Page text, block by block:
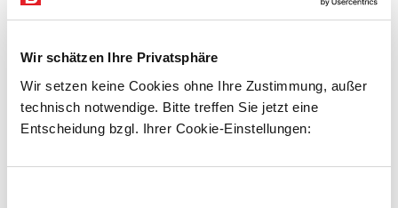
Wir schätzen Ihre Privatsphäre
Wir setzen keine Cookies ohne Ihre Zustimmung, außer
technisch notwendige. Bitte treffen Sie jetzt eine
Entscheidung bzgl. Ihrer Cookie-Einstellungen:
Streugutbehälter für Streusalz
exkl. 125,40 € MwSt.
785,40 € inkl. MwSt.
Produkt Anzahl: Gib den gewünschten
STK
Artikelnummer:E810912-BS